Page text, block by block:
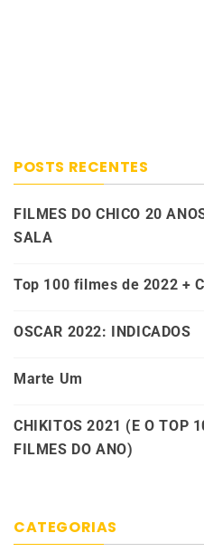
POSTS RECENTES
FILMES DO CHICO 20
SALA
Top 100 filmes de 2022 +
OSCAR 2022: INDICADOS
Marte Um
CHIKITOS 2021 (E O TOP
FILMES DO ANO)
CATEGORIAS